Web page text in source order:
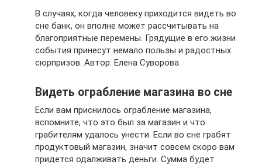
В случаях, когда человеку приходится видеть во
сне банк, он вполне может рассчитывать на
благоприятные перемены. Грядущие в его жизни
события принесут немало пользы и радостных
сюрпризов. Автор: Елена Суворова
Видеть ограбление магазина во сне
Если вам приснилось ограбление магазина,
вспомните, что это был за магазин и что
грабителям удалось унести. Если во сне грабят
продуктовый магазин, значит совсем скоро вам
придется одалживать деньги. Сумма будет